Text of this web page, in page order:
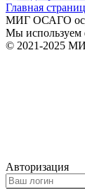
Главная
МИГ ОСАГО
Мы используем
© 2021-2025
Авторизация